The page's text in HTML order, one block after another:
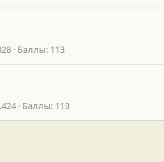
Баллы 113
Баллы 113